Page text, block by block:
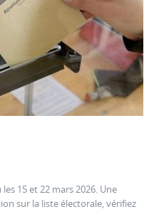
15 et 22 mars 2026. Une
sur la liste électorale, vérifiez